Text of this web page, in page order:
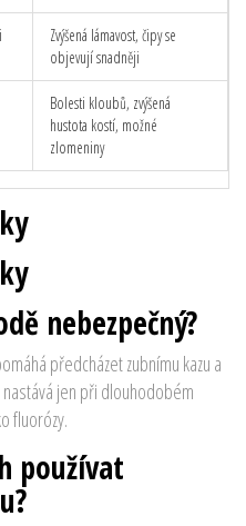
Zvýšená lámavost, čipy se
objevují snadněji
Bolesti kloubů, zvýšená
hustota kostí, možné
zlomeniny
nebezpečný?
předcházet zubnímu kazu a
jen při dlouhodobém
fluorózy.
používat